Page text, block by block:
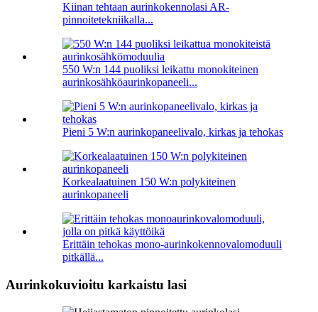
Kiinan tehtaan aurinkokennolasi AR-
pinnoitetekniikalla...
550 W:n 144 puoliksi leikattu monokiteinen
aurinkosähköaurinkopaneeli...
Pieni 5 W:n aurinkopaneelivalo, kirkas ja tehokas
Korkealaatuinen 150 W:n polykiteinen
aurinkopaneeli
Erittäin tehokas mono-aurinkokennovalomoduuli
pitkällä...
Aurinkokuvioitu karkaistu lasi